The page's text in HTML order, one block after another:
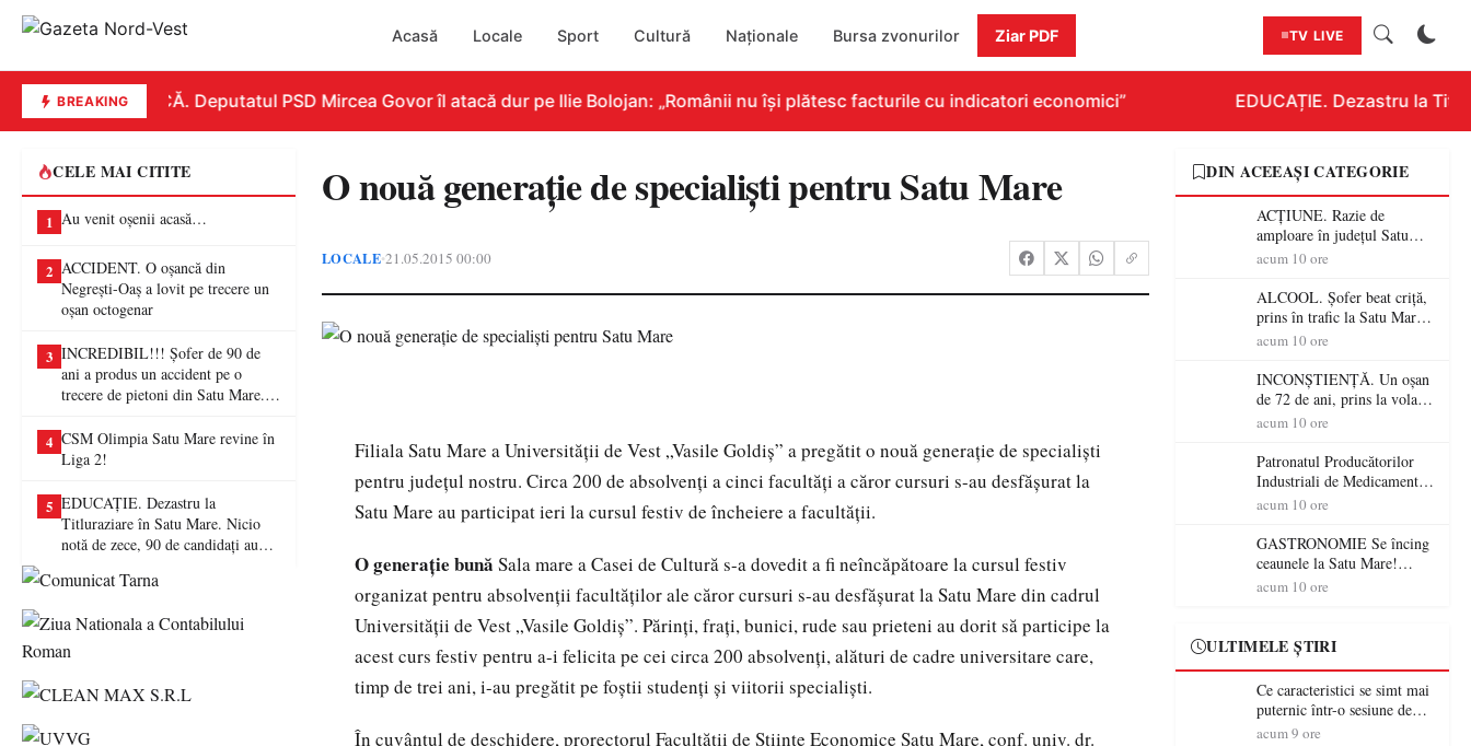
Acasă Locale Sport Cultură Naționale Bursa zvonurilor Ziar PDF TV LIVE
BREAKINGREPLICĂ. Deputatul PSD Mircea Govor îl atacă dur pe Ilie Bolojan: „Românii nu își plătesc facturile cu indicatori economici” EDUCAȚIE. Dezastru la
CELE MAI CITITE
1 Au venit oșenii acasă…
2 ACCIDENT. O oșancă din
Negrești-Oaș a lovit pe trecere un
oșan octogenar
3 INCREDIBIL!!! Șofer de 90 de
ani a produs un accident pe o
trecere de pietoni din Satu Mare. O
4 CSM Olimpia Satu Mare revine în
Liga 2!
5 EDUCAȚIE. Dezastru la
Titluraziare în Satu Mare. Nicio
notă de zece, 90 de candidați au
O nouă generaţie de specialişti pentru Satu Mare
LOCALE•21.05.2015 00:00
Filiala Satu Mare a Universităţii de Vest „Vasile Goldiş” a pregătit o nouă generaţie de specialişti
pentru judeţul nostru. Circa 200 de absolvenţi a cinci facultăţi a căror cursuri s-au desfăşurat la
Satu Mare au participat ieri la cursul festiv de încheiere a facultăţii.
O generaţie bună Sala mare a Casei de Cultură s-a dovedit a fi neîncăpătoare la cursul festiv
organizat pentru absolvenţii facultăţilor ale căror cursuri s-au desfăşurat la Satu Mare din cadrul
Universităţii de Vest „Vasile Goldiş”. Părinţi, fraţi, bunici, rude sau prieteni au dorit să participe la
acest curs festiv pentru a-i felicita pe cei circa 200 absolvenţi, alături de cadre universitare care,
timp de trei ani, i-au pregătit pe foştii studenţi şi viitorii specialişti.
În cuvântul de deschidere, prorectorul Facultăţii de Ştiinţe Economice Satu Mare, conf. univ. dr.
DIN ACEEAȘI CATEGORIE
ACȚIUNE. Razie de
amploare în județul Satu
Mare! Polițiștii au dat sute
șoferi fără permis într-o
singură zi
acum 10 ore
ALCOOL. Șofer beat criță,
prins în trafic la Satu Mare!
Alcoolemie uriașă
acum 10 ore
INCONȘTIENȚĂ. Un oșan
de 72 de ani, prins la volan
fără permis! Polițiștii l-au
acum 10 ore
Patronatul Producătorilor
Industriali de Medicamente
din România (PRIMER):
energie electrică a fabricilor
de medicamente va pune în
pericol accesul pacienților la
medicamente esențiale
acum 10 ore
GASTRONOMIE Se încing
ceaunele la Satu Mare!
Concursul „Veress Ádám”
jurat de renume
acum 10 ore
ULTIMELE ȘTIRI
Ce caracteristici se simt mai
puternic într-o sesiune de
distracție la sloturi online:
acum 9 ore